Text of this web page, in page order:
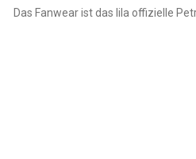
Das Fanwear ist das lila offizielle